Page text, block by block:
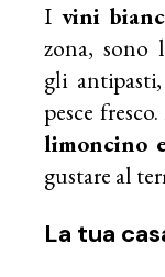
I vini
zona, sono
gli
pesce
limoncino
gustare al
La tua